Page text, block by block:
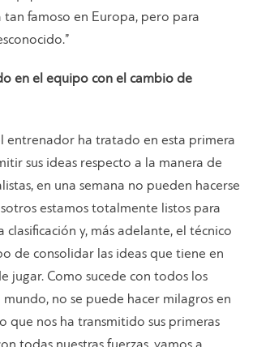
tan famoso en Europa, pero para
.”
en el equipo con el cambio de
entrenador ha tratado en esta primera
sus ideas respecto a la manera de
en una semana no pueden hacerse
estamos totalmente listos para
clasificación y, más adelante, el técnico
de consolidar las ideas que tiene en
jugar. Como sucede con todos los
no se puede hacer milagros en
que nos ha transmitido sus primeras